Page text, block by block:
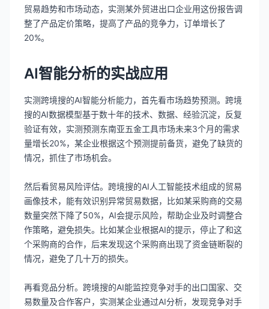
贸易趋势和市场动态，实测某外贸进出口企业用这份报告调
整了产品定价策略，提高了产品的竞争力，订单增长了
20%。
AI智能分析的实战应用
实测跨境搜的AI智能分析能力，首先看市场趋势预测。跨境
搜的AI数据模型基于数十年的技术、数据、经验沉淀，反复
验证有效，实测预测东南亚五金工具市场未来3个月的需求
量增长20%，某企业根据这个预测提前备货，避免了缺货的
情况，抓住了市场机会。
然后看贸易风险评估。跨境搜的AI人工智能技术组成的贸易
画像技术，能有效识别异常贸易数据，比如某采购商的交易
数量突然下降了50%，AI会提示风险，帮助企业及时调整合
作策略，避免损失。比如某企业根据AI的提示，停止了和这
个采购商的合作，后来发现这个采购商出现了资金链断裂的
情况，避免了几十万的损失。
再看竞品分析。跨境搜的AI能监控竞争对手的出口国家、交
易数量及合作客户，实测某企业通过AI分析，发现竞争对手